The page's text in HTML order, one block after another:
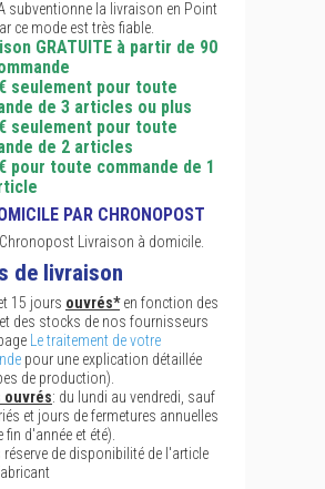
subventionne la livraison en Point
ce mode est très fiable.
GRATUITE à partir de 90
seulement pour toute
de 3 articles ou plus
seulement pour toute
de 2 articles
pour toute commande de 1
PAR CHRONOPOST
Livraison à domicile.
de livraison
15 jours ouvrés*en fonction des
des stocks de nos fournisseurs
Le traitement de votre
pour une explication détaillée
de production).
ouvrés: du lundi au vendredi, sauf
et jours de fermetures annuelles
fin d'année et été).
de disponibilité de l'article